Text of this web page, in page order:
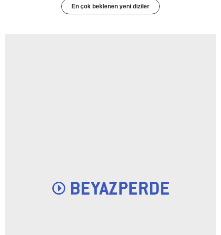
En çok beklenen yeni diziler